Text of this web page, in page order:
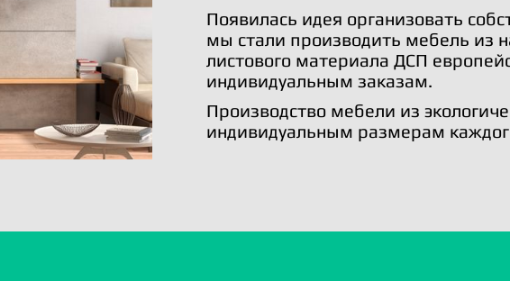
Появилась идея организовать
мы стали производить мебель из
листового материала ДСП
индивидуальным заказам.
Производство мебели из
индивидуальным размерам